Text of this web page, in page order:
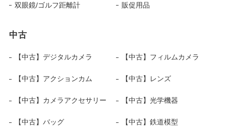
双眼鏡/ゴルフ距離計 販促用品
中古
【中古】デジタルカメラ 【中古】フィルムカメラ
【中古】アクションカム 【中古】レンズ
【中古】カメラアクセサリー 【中古】光学機器
【中古】バッグ 【中古】鉄道模型